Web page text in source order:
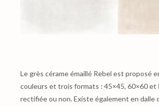
Le grès cérame émaillé Rebel est proposé
couleurs et trois formats : 45×45, 60×60 et
rectifiée ou non. Existe également en dalle